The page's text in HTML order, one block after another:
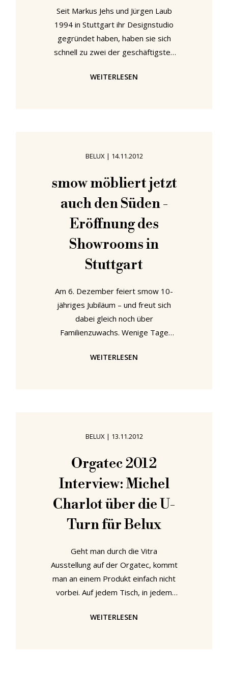
Seit Markus Jehs und Jürgen Laub
1994 in Stuttgart ihr Designstudio
gegründet haben, haben sie sich
schnell zu zwei der geschäftigsten
Produktdesigner ihrer Generation
Wohnbereich, im Licht- und
Accessoiredesign zuhause. Der
bisherige Höhepunkt ihrer Karriere,
die mit internationalen
Auszeichnungen gepflastert ist,
WEITERLESEN
BELUX| 14.11.2012
smow möbliert jetzt
auch den Süden -
Eröffnung des
Showrooms in
Stuttgart
Am 6. Dezember feiert smow 10-
jähriges Jubiläum – und freut sich
dabei gleich noch über
Familienzuwachs. Wenige Tage
eröffnet in Stuttgart der dritte
(smow)room und sorgte fortan in
sächsischen Haushalten für
geschmackvolle Interieurs. Manche
Orte schienen aber so abgelegen,
dass sie nichts von dem Stil und der
Grazie der
WEITERLESEN
BELUX| 13.11.2012
Orgatec 2012
Interview: Michel
Charlot über die U-
Turn für Belux
Geht man durch die Vitra
Ausstellung auf der Orgatec, kommt
man an einem Produkt einfach nicht
vorbei. Auf jedem Tisch, in jedem
Lampe. Eine Vitra Lampe? Eigentlich
WEITERLESEN